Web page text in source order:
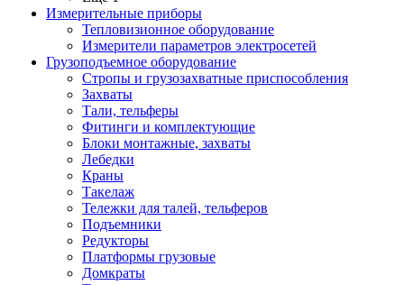
Измерительные приборы
Тепловизионное оборудование
Измерители параметров электросетей
Грузоподъемное оборудование
Стропы и грузозахватные приспособления
Захваты
Тали, тельферы
Фитинги и комплектующие
Блоки монтажные, захваты
Лебедки
Краны
Такелаж
Тележки для талей, тельферов
Подъемники
Редукторы
Платформы грузовые
Домкраты